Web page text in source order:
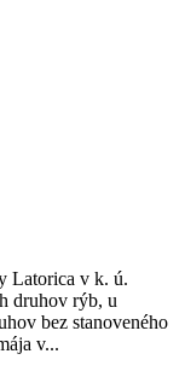
Latorica v k. ú.
druhov rýb, u
bez stanoveného
v...